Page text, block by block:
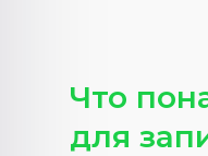
Что
для